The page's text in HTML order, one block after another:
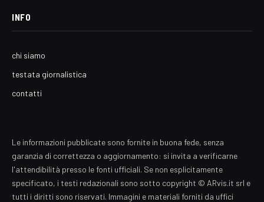
INFO
chi siamo
testata giornalistica
contatti
Le informazioni pubblicate sono fornite in buona fede, senza
garanzia di correttezza o aggiornamento: si invita a verificarne
l'attendibilità presso le fonti ufficiali. Se non esplicitamente
specificato, i testi redazionali sono sotto copyright © ARvis.it srl e
tutti i diritti sono riservati. Immagini e materiali forniti da uffici